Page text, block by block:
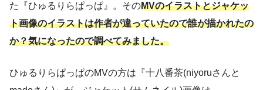
た『ひゅるりらぱっぱ』。そのMVのイラストとジャケッ
ト画像のイラストは作者が違っていたので誰が描かれたの
か？気になったので調べてみました。
ひゅるりらぱっぱのMVの方は『十八番茶(niyoruさんと